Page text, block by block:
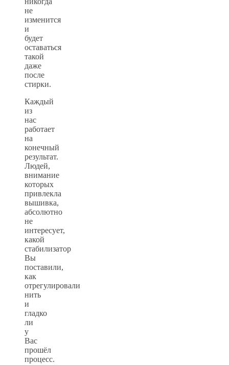
не
изменится
и
будет
оставаться
такой
даже
после
стирки.
Каждый
из
нас
работает
на
конечный
результат.
Людей,
внимание
которых
привлекла
вышивка,
абсолютно
не
интересует,
какой
стабилизатор
Вы
поставили,
как
отрегулировали
нить
и
гладко
ли
у
Вас
прошёл
процесс.